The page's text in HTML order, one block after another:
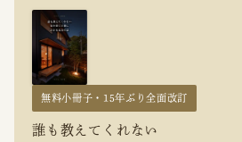
無料小冊子・15年ぶり全面改訂
誰も教えてくれない